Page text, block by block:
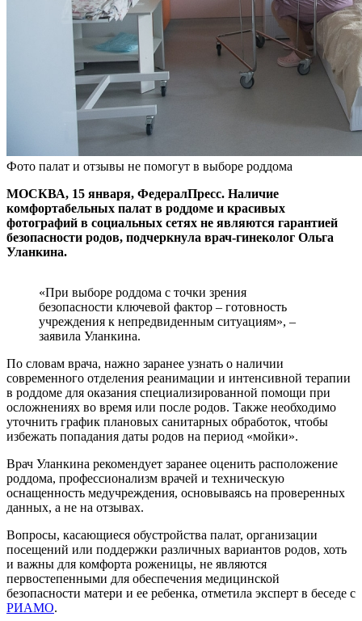
Фото палат и отзывы не помогут в выборе роддома
МОСКВА, 15 января, ФедералПресс. Наличие
комфортабельных палат в роддоме и красивых
фотографий в социальных сетях не являются гарантией
безопасности родов, подчеркнула врач-гинеколог Ольга
Уланкина.
«При выборе роддома с точки зрения
безопасности ключевой фактор – готовность
учреждения к непредвиденным ситуациям», –
заявила Уланкина.
По словам врача, нажно заранее узнать о наличии
современного отделения реанимации и интенсивной терапии
в роддоме для оказания специализированной помощи при
осложнениях во время или после родов. Также необходимо
уточнить график плановых санитарных обработок, чтобы
избежать попадания даты родов на период «мойки».
Врач Уланкина рекомендует заранее оценить расположение
роддома, профессионализм врачей и техническую
оснащенность медучреждения, основываясь на проверенных
данных, а не на отзывах.
Вопросы, касающиеся обустройства палат, организации
посещений или поддержки различных вариантов родов, хоть
и важны для комфорта роженицы, не являются
первостепенными для обеспечения медицинской
безопасности матери и ее ребенка, отметила эксперт в беседе с
РИАМО.